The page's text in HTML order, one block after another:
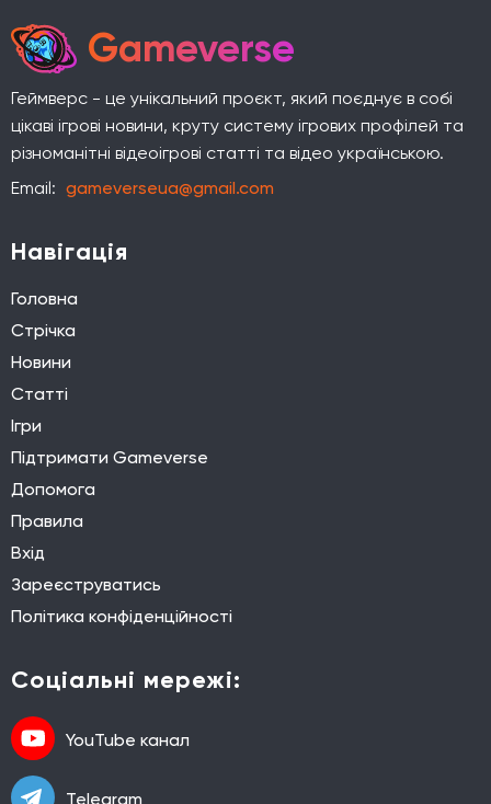
Gameverse
Геймверс - це унікальний проєкт, який поєднує в собі
цікаві ігрові новини, круту систему ігрових профілей та
різноманітні відеоігрові статті та відео українською.
Email: gameverseua@gmail.com
Навігація
Головна
Стрічка
Новини
Статті
Ігри
Підтримати Gameverse
Допомога
Правила
Вхід
Зареєструватись
Політика конфіденційності
Соціальні мережі:
YouTube канал
Telegram